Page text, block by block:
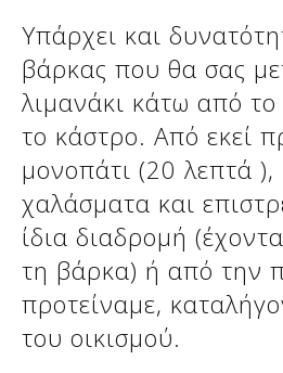
Υπάρχει και
βάρκας που θα σας
λιμανάκι κάτω από το
το κάστρο. Από εκεί
μονοπάτι (20 λεπτά ),
χαλάσματα και
ίδια διαδρομή
τη βάρκα) ή από την
προτείναμε,
του οικισμού.